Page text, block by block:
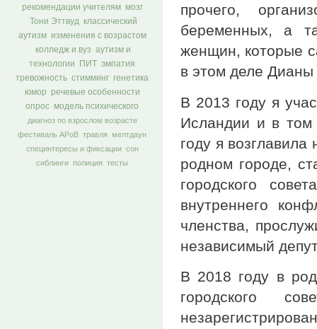
рекомендации учителям
мозг
Тони Эттвуд
классический
аутизм
изменения с возрастом
колледж и вуз аутизм и
технологии
ПИТ
эмпатия
тревожность стимминг генетика
юмор
речевые особенности
опрос модель психического
диагноз по взрослом возрасте
фестиваль АРоВ травля мелтдаун
специнтересы и фиксации сон
сиблинги полиция тесты
прочего,
беременных, а
женщин, которые
в этом деле
В 2013 году я
Исландии и в том
году я
родном городе,
городского
внутреннего
членства,
независимый
В 2018 году в
городского